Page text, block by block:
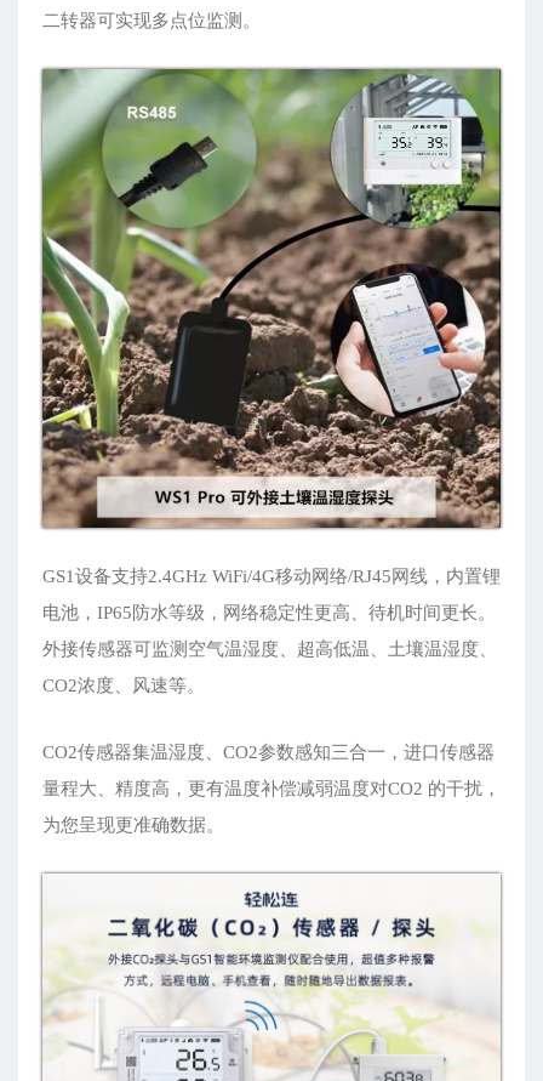
二转器可实现多点位监测。
GS1设备支持2.4GHz WiFi/4G移动网络/RJ45网线，内置锂
电池，IP65防水等级，网络稳定性更高、待机时间更长。
外接传感器可监测空气温湿度、超高低温、土壤温湿度、
CO2浓度、风速等。
CO2传感器集温湿度、CO2参数感知三合一，进口传感器
量程大、精度高，更有温度补偿减弱温度对CO2 的干扰，
为您呈现更准确数据。